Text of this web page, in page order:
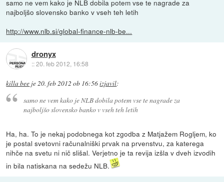
samo ne vem kako je NLB dobila potem vse te nagrade za
najboljšo slovensko banko v vseh teh letih
http://www.nlb.si/global-finance-nlb-be...
dronyx
::20. feb 2012, 16:58
killa bee je20. feb 2012 ob 16:56izjavil:
samo ne vem kako je NLB dobila potem vse te nagrade za
najboljšo slovensko banko v vseh teh letih
Ha, ha. To je nekaj podobnega kot zgodba z Matjažem Rogljem, ko
je postal svetovni računalniški prvak na prvenstvu, za katerega
nihče na svetu ni nič slišal. Verjetno je ta revija izšla v dveh izvodih
in bila natiskana na sedežu NLB.